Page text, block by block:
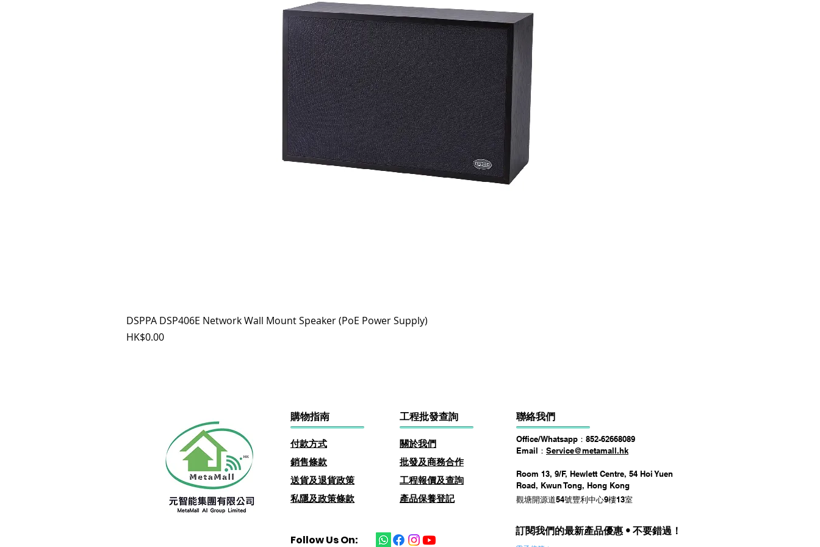
快速瀏覽
DSPPA DSP406E Network Wall Mount Speaker (PoE Power Supply)
價格
HK$0.00
購物指南 ​工程批發查詢
付款方式
​銷售條款
​送貨及退貨政策
私隱及政策條款
Follow Us On:
關於我們
批發及商務​合作
​工程報價及查詢
產品保養登記
聯絡我們
Office/Whatsapp：852-62668089
Email： Service@metamall.hk
Room 13, 9/F, Hewlett Centre, 54 Hoi Yuen
Road, Kwun Tong, Hong Kong
觀塘開源道54號豐利中心9樓13室
訂閱我們的最新產品優惠 • 不要錯過！